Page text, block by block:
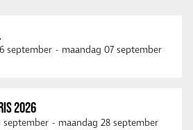
september - maandag 07 september
2026
september - maandag 28 september